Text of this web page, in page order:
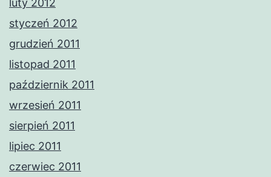
luty 2012
styczeń 2012
grudzień 2011
listopad 2011
październik 2011
wrzesień 2011
sierpień 2011
lipiec 2011
czerwiec 2011